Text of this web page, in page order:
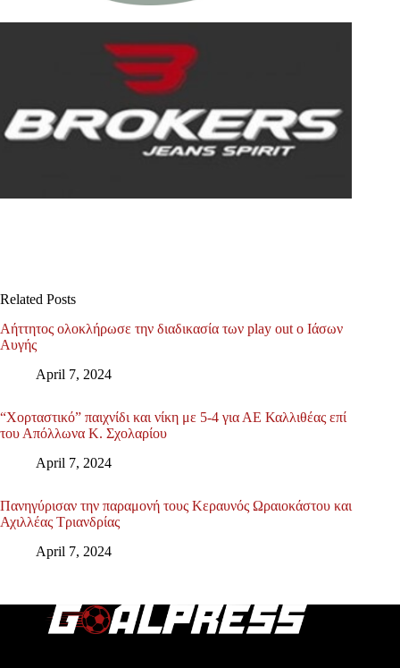
Related Posts
Αήττητος ολοκλήρωσε την διαδικασία των play out ο Ιάσων
Αυγής
April 7, 2024
“Χορταστικό” παιχνίδι και νίκη με 5-4 για ΑΕ Καλλιθέας επί
του Απόλλωνα Κ. Σχολαρίου
April 7, 2024
Πανηγύρισαν την παραμονή τους Κεραυνός Ωραιοκάστου και
Αχιλλέας Τριανδρίας
April 7, 2024